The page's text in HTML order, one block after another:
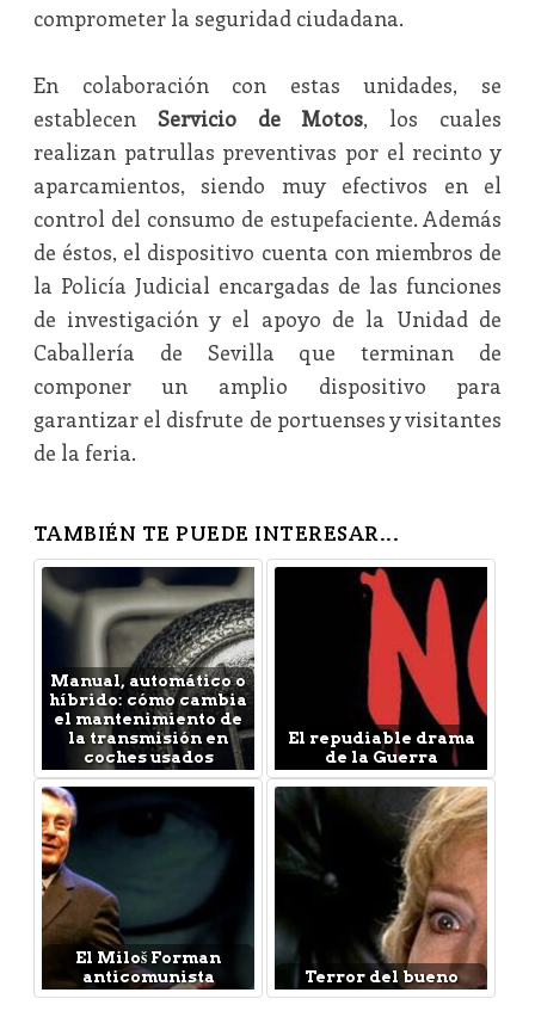
comprometer la seguridad ciudadana.
En colaboración con estas unidades, se
establecen Servicio de Motos, los cuales
realizan patrullas preventivas por el recinto y
aparcamientos, siendo muy efectivos en el
control del consumo de estupefaciente. Además
de éstos, el dispositivo cuenta con miembros de
la Policía Judicial encargadas de las funciones
de investigación y el apoyo de la Unidad de
Caballería de Sevilla que terminan de
componer un amplio dispositivo para
garantizar el disfrute de portuenses y visitantes
de la feria.
TAMBIÉN TE PUEDE INTERESAR...
Manual, automático o
híbrido: cómo cambia
el mantenimiento de
la transmisión en
coches usados
El repudiable drama
de la Guerra
El Miloš Forman
anticomunista
Terror del bueno